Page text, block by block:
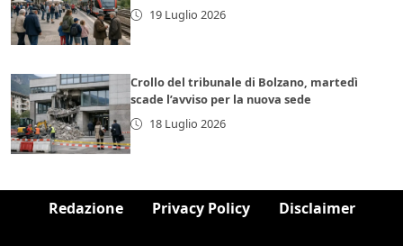
19 Luglio 2026
Crollo del tribunale di Bolzano, martedì
scade l’avviso per la nuova sede
18 Luglio 2026
Redazione Privacy Policy Disclaimer